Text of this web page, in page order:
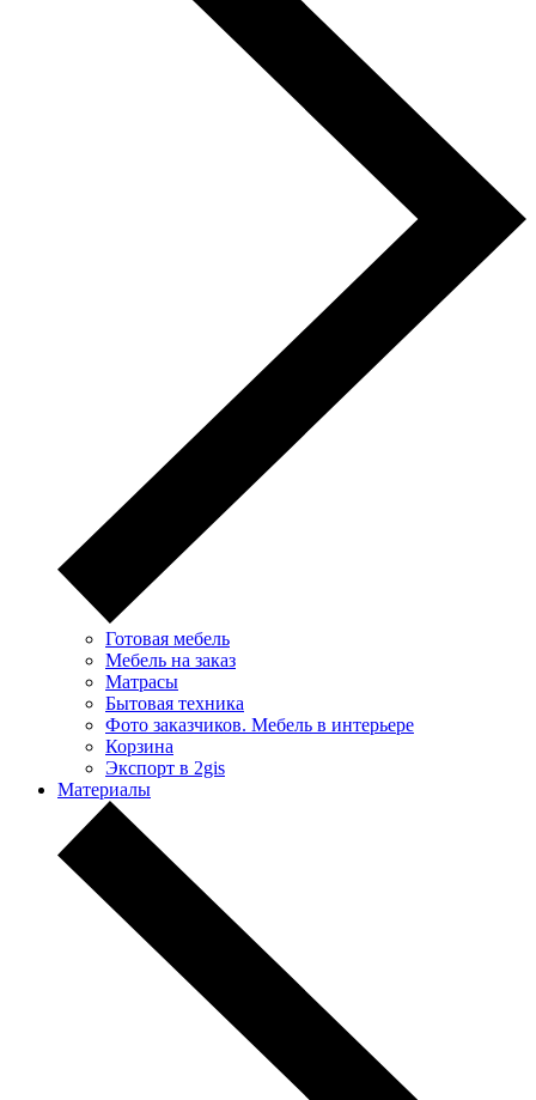
Готовая мебель
Мебель на заказ
Матрасы
Бытовая техника
Фото заказчиков. Мебель в интерьере
Корзина
Экспорт в 2gis
Материалы